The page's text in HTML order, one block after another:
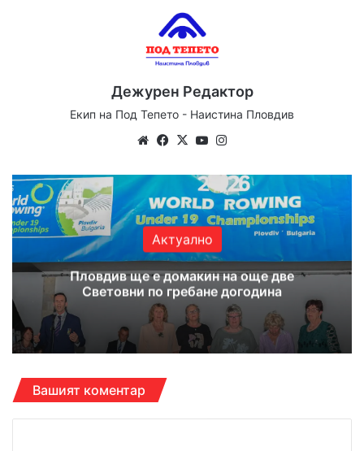
Дежурен Редактор
Екип на Под Тепето - Наистина Пловдив
WebsiteFacebook
X YouTube
Актуално
Пловдив ще е домакин на още две
Световни по гребане догодина
Вашият коментар